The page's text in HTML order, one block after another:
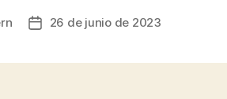
Fecha26 de junio de 2023